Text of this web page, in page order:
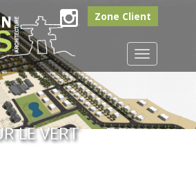
Zone Client
Toggle
navigation
LE VERT